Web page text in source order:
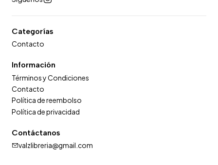
Categorías
Contacto
Información
Términos y Condiciones
Contacto
Política de reembolso
Política de privacidad
Contáctanos
valzlibreria@gmail.com